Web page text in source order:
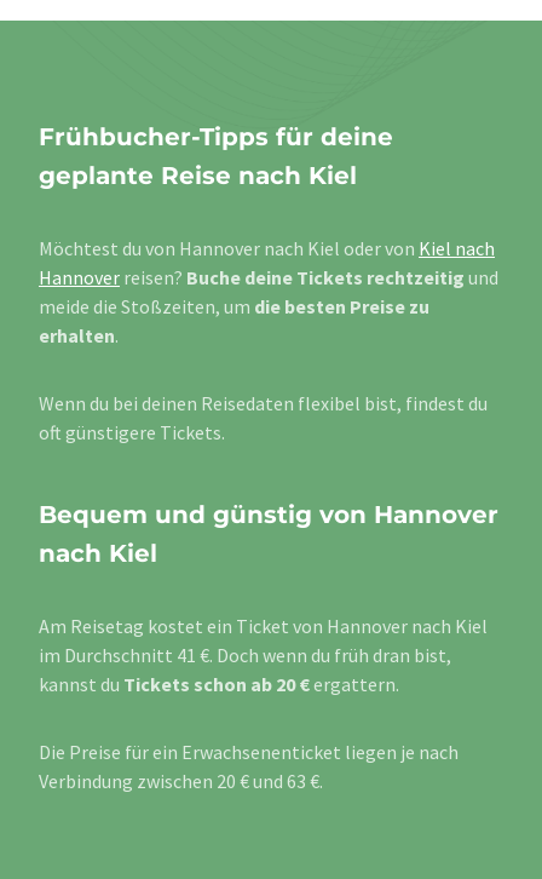
Frühbucher-Tipps für deine
geplante Reise nach Kiel
Möchtest du von Hannover nach Kiel oder von Kiel nach
Hannover reisen? Buche deine Tickets rechtzeitig und
meide die Stoßzeiten, um die besten Preise zu
erhalten.
Wenn du bei deinen Reisedaten flexibel bist, findest du
oft günstigere Tickets.
Bequem und günstig von Hannover
nach Kiel
Am Reisetag kostet ein Ticket von Hannover nach Kiel
im Durchschnitt 41 €. Doch wenn du früh dran bist,
kannst du Tickets schon ab 20 €ergattern.
Die Preise für ein Erwachsenenticket liegen je nach
Verbindung zwischen 20 € und 63 €.